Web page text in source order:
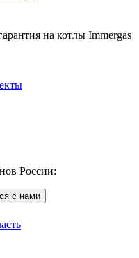
на котлы Immergas
России:
с нами